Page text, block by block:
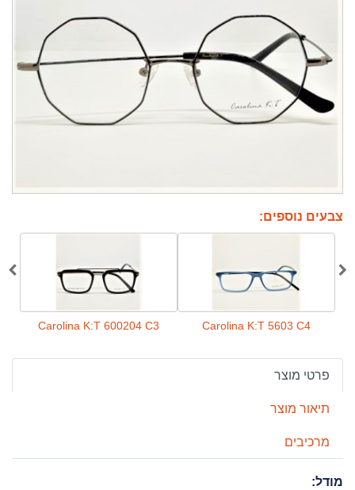
צבעים נוספים:
Carolina K:T 5603 C4
Carolina K:T 600204 C3
פרטי מוצר
תיאור מוצר
מרכיבים
מודל: